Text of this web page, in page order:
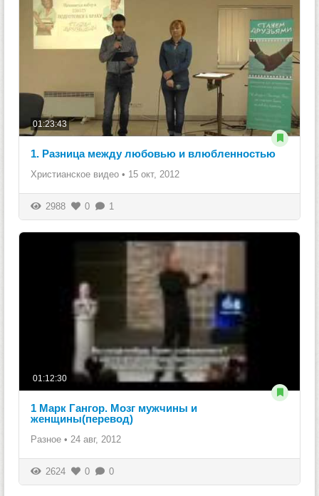
01:23:43
1. Разница между любовью и влюбленностью
Христианское видео • 15 окт, 2012
2988 0 1
01:12:30
1 Марк Гангор. Мозг мужчины и
женщины(перевод)
Разное • 24 авг, 2012
2624 0 0